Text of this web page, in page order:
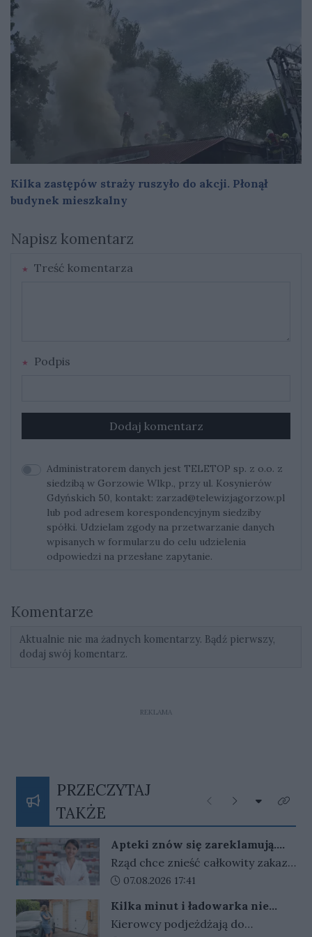
Kilka zastępów straży ruszyło do akcji. Płonął
budynek mieszkalny
Napisz komentarz
Treść komentarza
Podpis
Dodaj komentarz
Administratorem danych jest TELETOP sp. z o.o. z
siedzibą w Gorzowie Wlkp., przy ul. Kosynierów
Gdyńskich 50, kontakt: zarzad@telewizjagorzow.pl
lub pod adresem korespondencyjnym siedziby
spółki. Udzielam zgody na przetwarzanie danych
wpisanych w formularzu do celu udzielenia
odpowiedzi na przesłane zapytanie.
Komentarze
Aktualnie nie ma żadnych komentarzy. Bądź pierwszy,
dodaj swój komentarz.
REKLAMA
PRZECZYTAJ
TAKŻE
Poprzednie
Następne
Rozwiń
Kliknij
Apteki znów się zareklamują.
Ale nie bez ograniczeń
Rząd chce znieść całkowity zakaz
reklamy aptek. Nadal jednak
lojalnościowe, presja zakupowa i
udział dzieci.
Data dodania artykułu:
07.08.2026 17:41
Kilka minut i ładowarka nie
działa. Złodzieje znaleźli sposób
na szybki zarobek kosztem
Kierowcy podjeżdżają do